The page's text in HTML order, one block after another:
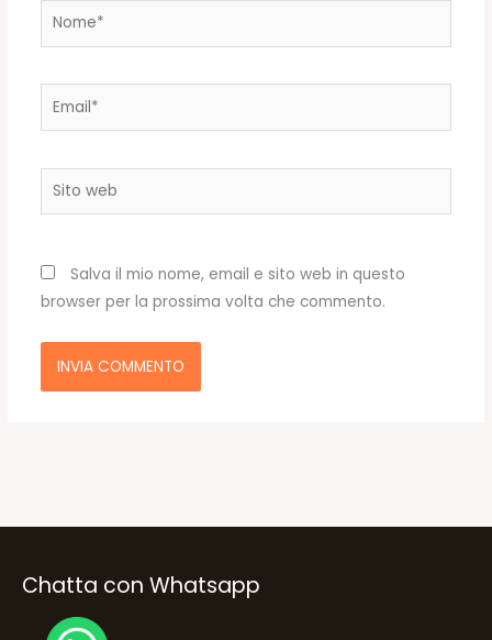
Nome*
Email*
Sito
web
Salva il mio nome, email e sito web in questo
browser per la prossima volta che commento.
Chatta con Whatsapp